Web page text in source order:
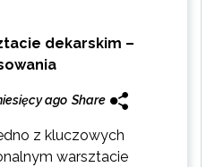
dekarskim –
ago Share
z kluczowych
warsztacie